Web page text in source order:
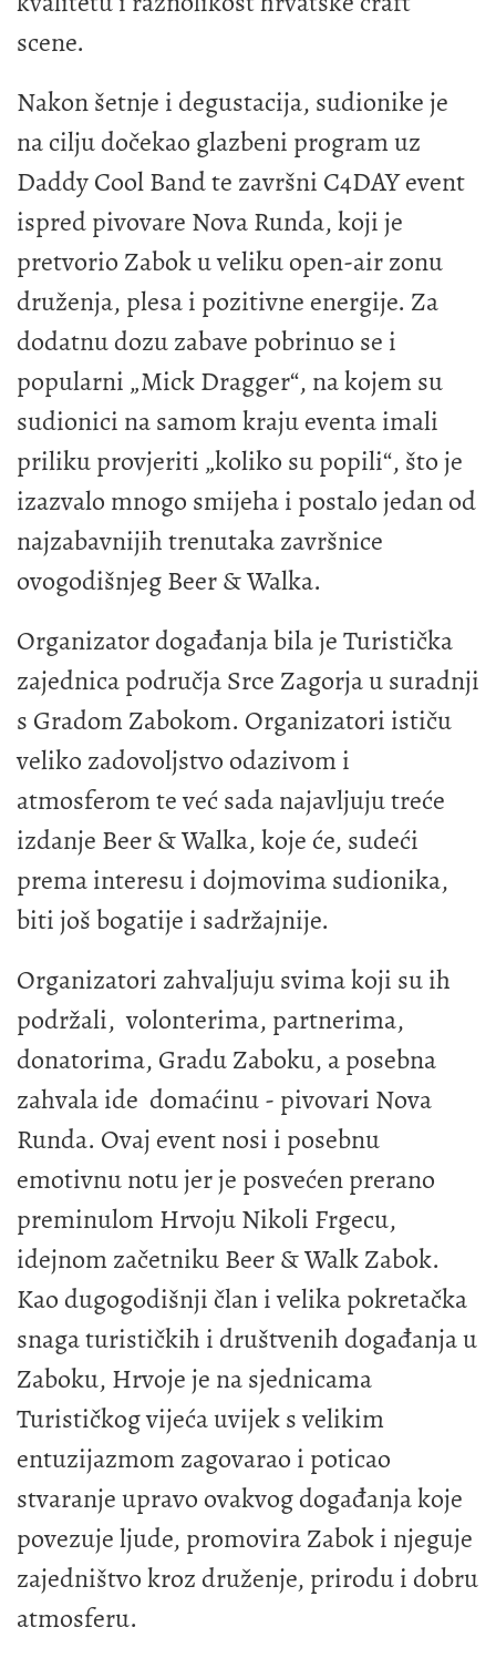
scene.
Nakon šetnje i degustacija, sudionike je
na cilju dočekao glazbeni program uz
Daddy Cool Band te završni C4DAY event
ispred pivovare Nova Runda, koji je
pretvorio Zabok u veliku open-air zonu
druženja, plesa i pozitivne energije. Za
dodatnu dozu zabave pobrinuo se i
popularni „Mick Dragger“, na kojem su
sudionici na samom kraju eventa imali
priliku provjeriti „koliko su popili“, što je
izazvalo mnogo smijeha i postalo jedan od
najzabavnijih trenutaka završnice
ovogodišnjeg Beer & Walka.
Organizator događanja bila je Turistička
zajednica područja Srce Zagorja u suradnji
s Gradom Zabokom. Organizatori ističu
veliko zadovoljstvo odazivom i
atmosferom te već sada najavljuju treće
izdanje Beer & Walka, koje će, sudeći
prema interesu i dojmovima sudionika,
biti još bogatije i sadržajnije.
Organizatori zahvaljuju svima koji su ih
podržali, volonterima, partnerima,
donatorima, Gradu Zaboku, a posebna
zahvala ide domaćinu - pivovari Nova
Runda. Ovaj event nosi i posebnu
emotivnu notu jer je posvećen prerano
preminulom Hrvoju Nikoli Frgecu,
idejnom začetniku Beer & Walk Zabok.
Kao dugogodišnji član i velika pokretačka
snaga turističkih i društvenih događanja u
Zaboku, Hrvoje je na sjednicama
Turističkog vijeća uvijek s velikim
entuzijazmom zagovarao i poticao
stvaranje upravo ovakvog događanja koje
povezuje ljude, promovira Zabok i njeguje
zajedništvo kroz druženje, prirodu i dobru
atmosferu.